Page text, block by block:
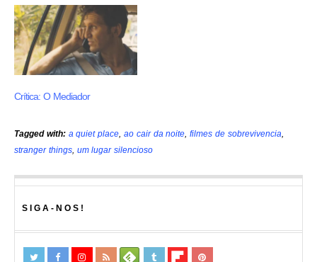
Crítica: O Mediador
Tagged with: a quiet place,ao cair da noite,filmes de sobrevivencia,
stranger things, um lugar silencioso
SIGA-NOS!